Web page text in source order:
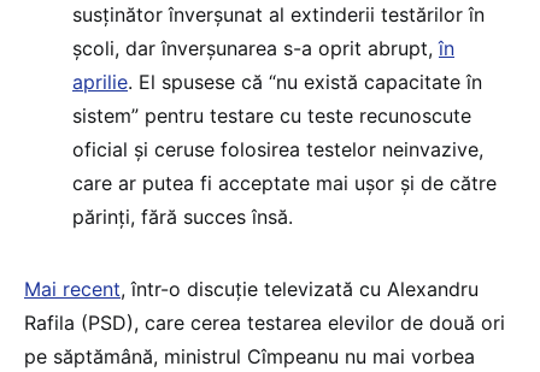
susținător înverșunat al extinderii testărilor în
școli, dar înverșunarea s-a oprit abrupt,în
aprilie. El spusese că “nu există capacitate în
sistem” pentru testare cu teste recunoscute
oficial și ceruse folosirea testelor neinvazive,
care ar putea fi acceptate mai ușor și de către
părinți, fără succes însă.
Mai recent, într-o discuție televizată cu Alexandru
Rafila (PSD), care cerea testarea elevilor de două ori
pe săptămână, ministrul Cîmpeanu nu mai vorbea